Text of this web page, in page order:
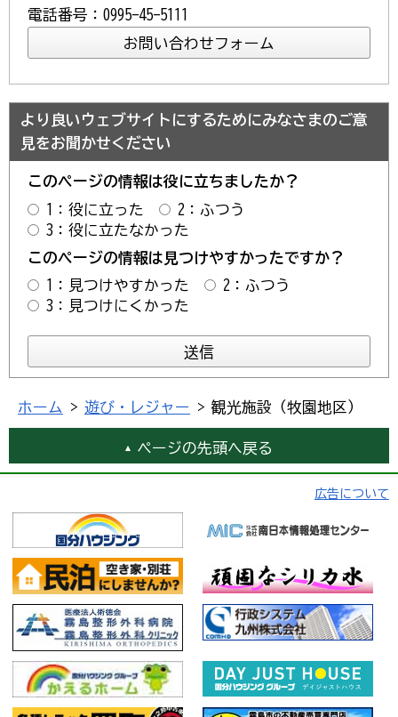
電話番号：0995-45-5111
より良いウェブサイトにするためにみなさまのご意
見をお聞かせください
このページの情報は役に立ちましたか？
1：役に立った
2：ふつう
3：役に立たなかった
このページの情報は見つけやすかったですか？
1：見つけやすかった
2：ふつう
3：見つけにくかった
ホーム > 遊び・レジャー > 観光施設（牧園地区）
ページの先頭へ戻る
広告について